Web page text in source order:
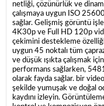
netliği, çözünürlük ve
çalışmaya uygun ISO
sağlar. Gelişmiş görüntü
4K30p ve Full HD 120p
çekimini destekleme
uygun 45 noktalı tüm
ve düşük ışıkta çalışmak
performans sağlarken,
olarak fayda sağlar. bir
şekilde yumuşak ve doğal
kaydını izleyin.